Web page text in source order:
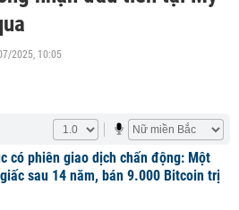
2025, 10:05
có phiên giao dịch chấn động: Một
sau 14 năm, bán 9.000 Bitcoin trị